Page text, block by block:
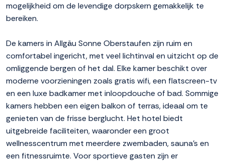
mogelijkheid om de levendige dorpskern gemakkelijk te
bereiken.
De kamers in Allgäu Sonne Oberstaufen zijn ruim en
comfortabel ingericht, met veel lichtinval en uitzicht op de
omliggende bergen of het dal. Elke kamer beschikt over
moderne voorzieningen zoals gratis wifi, een flatscreen-tv
en een luxe badkamer met inloopdouche of bad. Sommige
kamers hebben een eigen balkon of terras, ideaal om te
genieten van de frisse berglucht. Het hotel biedt
uitgebreide faciliteiten, waaronder een groot
wellnesscentrum met meerdere zwembaden, sauna's en
een fitnessruimte. Voor sportieve gasten zijn er